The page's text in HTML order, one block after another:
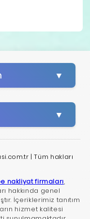
| Tüm hakları
nakliyat firmaları,
hakkında genel
İçeriklerimiz tanıtım
hizmet kalitesi